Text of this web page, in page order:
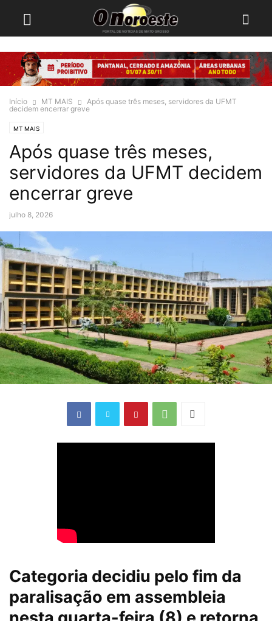
Início MT MAIS
Após quase três meses, servidores da UFMT
decidem encerrar greve
MT MAIS
Após quase três meses,
servidores da UFMT decidem
encerrar greve
julho 8, 2026
Categoria decidiu pelo fim da
paralisação em assembleia